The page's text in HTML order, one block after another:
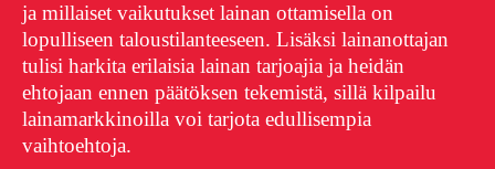
ja millaiset vaikutukset lainan ottamisella on
lopulliseen taloustilanteeseen. Lisäksi lainanottajan
tulisi harkita erilaisia lainan tarjoajia ja heidän
ehtojaan ennen päätöksen tekemistä, sillä kilpailu
lainamarkkinoilla voi tarjota edullisempia
vaihtoehtoja.